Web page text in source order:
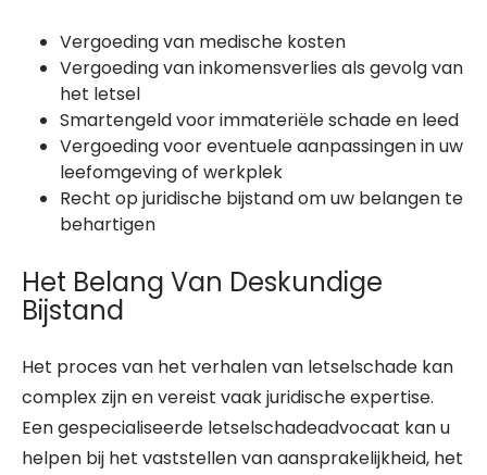
Vergoeding van medische kosten
Vergoeding van inkomensverlies als gevolg van
het letsel
Smartengeld voor immateriële schade en leed
Vergoeding voor eventuele aanpassingen in uw
leefomgeving of werkplek
Recht op juridische bijstand om uw belangen te
behartigen
Het Belang Van Deskundige
Bijstand
Het proces van het verhalen van letselschade kan
complex zijn en vereist vaak juridische expertise.
Een gespecialiseerde letselschadeadvocaat kan u
helpen bij het vaststellen van aansprakelijkheid, het